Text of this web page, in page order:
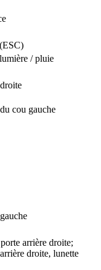
/ pluie
cou gauche
arrière droite;
droite, lunette